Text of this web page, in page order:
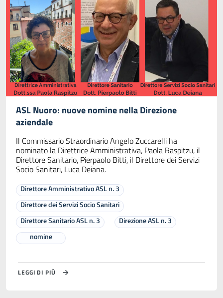
ASL Nuoro: nuove nomine nella Direzione
aziendale
Il Commissario Straordinario Angelo Zuccarelli ha
nominato la Direttrice Amministrativa, Paola Raspitzu, il
Direttore Sanitario, Pierpaolo Bitti, il Direttore dei Servizi
Socio Sanitari, Luca Deiana.
Direttore Amministrativo ASL n. 3
Direttore dei Servizi Socio Sanitari
Direttore Sanitario ASL n. 3
Direzione ASL n. 3
nomine
LEGGI DI PIÙ